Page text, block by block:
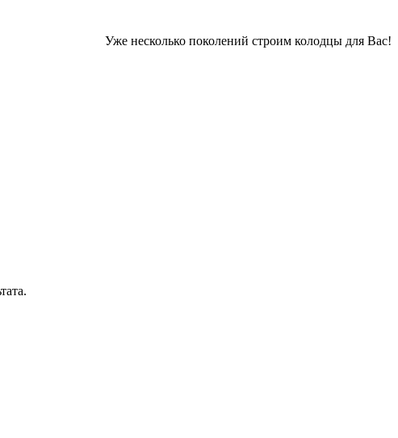
Уже несколько поколений строим колодцы для Вас!